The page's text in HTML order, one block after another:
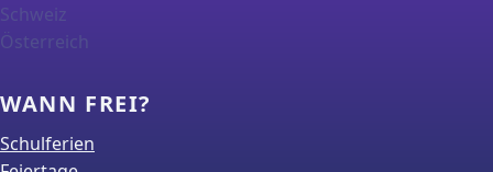
Schweiz
Österreich
WANN FREI?
Schulferien